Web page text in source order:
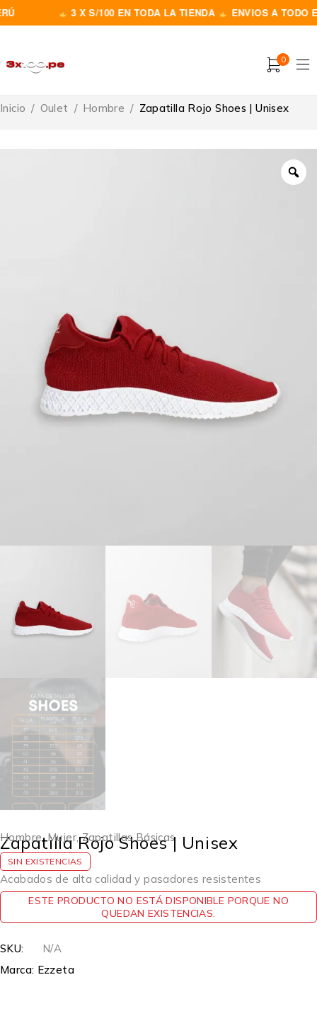
3 X S/100 EN TODA LA TIENDA ENVIOS A TODO EL
0
Inicio / Oulet / Hombre / Zapatilla Rojo Shoes | Unisex
Hombre,Mujer,Zapatillas Básicas
Zapatilla Rojo Shoes | Unisex
SIN EXISTENCIAS
Acabados de alta calidad y pasadores resistentes
ESTE PRODUCTO NO ESTÁ DISPONIBLE PORQUE NO
QUEDAN EXISTENCIAS.
SKU:
N/A
Marca: Ezzeta